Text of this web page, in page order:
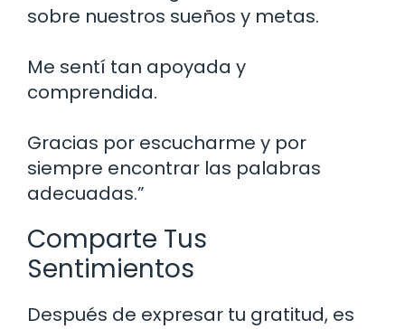
sobre nuestros sueños y metas.
Me sentí tan apoyada y
comprendida.
Gracias por escucharme y por
siempre encontrar las palabras
adecuadas.”
Comparte Tus
Sentimientos
Después de expresar tu gratitud, es